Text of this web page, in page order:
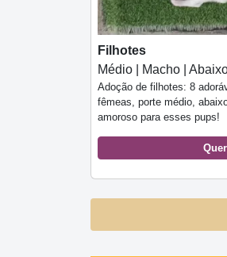
Filhotes
Médio | Macho |
Adoção de filhotes: 8
fêmeas, porte médio,
amoroso para esses pups!